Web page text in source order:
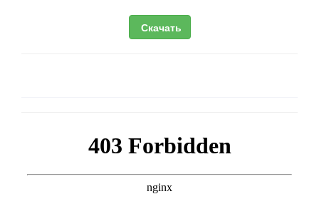
Скачать